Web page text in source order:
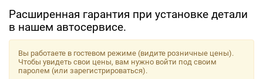
Расширенная гарантия при установке детали
в нашем автосервисе.
Вы работаете в гостевом режиме (видите розничные цены).
Чтобы увидеть свои цены, вам нужно войти под своим
паролем (или зарегистрироваться).